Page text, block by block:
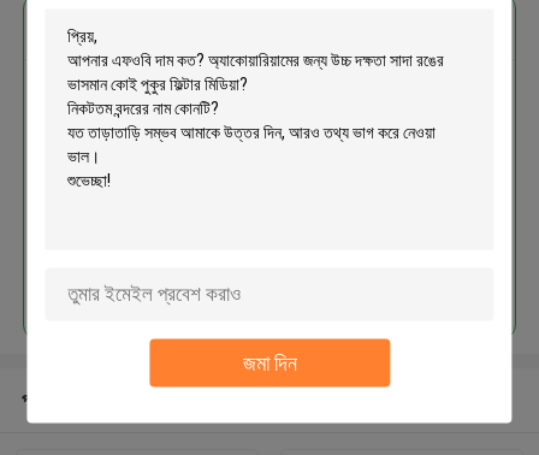
জমা দিন
অ্যাকোয়ারিয়ামের জন্য উচ্চ দক্ষতা সাদা রঙের
ভাসমান কোই পুকুর ফিল্টার মিডিয়া
প্রস্তাবিত পণ্য